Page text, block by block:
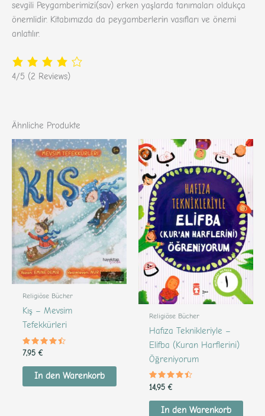
sevgili Peygamberimizi(sav) erken yaşlarda tanımaları oldukça
önemlidir. Kitabımızda da peygamberlerin vasıfları ve önemi
anlatılır.
4/5 (2 Reviews)
Ähnliche Produkte
Religiöse Bücher
Kış – Mevsim
Tefekkürleri
Bewertet
mit
4.32
von 5
7,95 €
In den Warenkorb
Religiöse Bücher
Hafıza Teknikleriyle –
Elifba (Kuran Harflerini)
Öğreniyorum
Bewertet
mit
4.32
von 5
14,95 €
In den Warenkorb